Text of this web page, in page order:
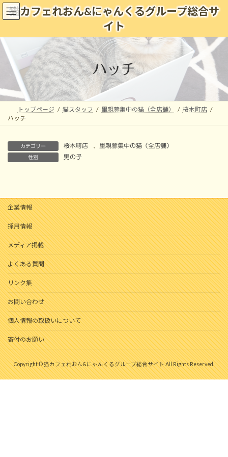
コ
ン
ン
ツ
へ
ッ
プ
ナ
ビ
ー
シ
ョ
移
動
猫カフェれおん&にゃんくるグループ総合サ
イト
ハッチ
トップページ 猫スタッフ 里親募集中の猫（全店舗）
桜木町店
ハッチ
カテゴリー 桜木町店 里親募集中の猫（全店舗）
性別 男の子
企業情報
採用情報
メディア掲載
よくある質問
リンク集
お問い合わせ
個人情報の取扱いについて
寄付のお願い
Copyright © 猫カフェれおん&にゃんくるグループ総合サイト All Rights Reserved.